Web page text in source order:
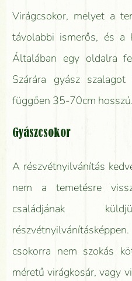
Virágcsokor, melyet a
távolabbi ismerős, és a
Általában egy oldalra
Szárára gyász
függően 35-70cm hosszú.
Gyászcsokor
A részvétnyilvánítás
nem a temetésre
családjának
csokorra nem szokás
méretű virágkosár, vagy